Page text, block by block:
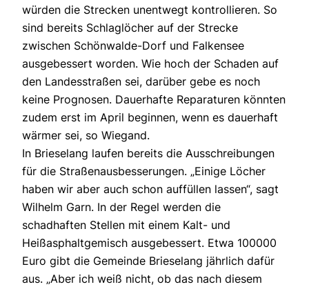
würden die Strecken unentwegt kontrollieren. So
sind bereits Schlaglöcher auf der Strecke
zwischen Schönwalde-Dorf und Falkensee
ausgebessert worden. Wie hoch der Schaden auf
den Landesstraßen sei, darüber gebe es noch
keine Prognosen. Dauerhafte Reparaturen könnten
zudem erst im April beginnen, wenn es dauerhaft
wärmer sei, so Wiegand.
In Brieselang laufen bereits die Ausschreibungen
für die Straßenausbesserungen. „Einige Löcher
haben wir aber auch schon auffüllen lassen“, sagt
Wilhelm Garn. In der Regel werden die
schadhaften Stellen mit einem Kalt- und
Heißasphaltgemisch ausgebessert. Etwa 100000
Euro gibt die Gemeinde Brieselang jährlich dafür
aus. „Aber ich weiß nicht, ob das nach diesem